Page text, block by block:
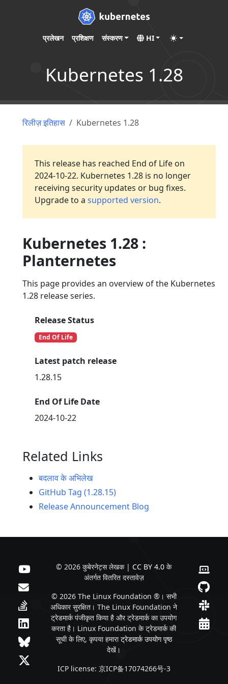
प्रलेखन प्रशिक्षण संस्करण HI
Kubernetes 1.28
रिलीज़ इतिहास Kubernetes 1.28
This release has reached End of Life on
2024-10-22. Kubernetes 1.28 is no longer
receiving security updates or bug fixes.
Upgrade to a supported version.
Kubernetes 1.28 :
Planternetes
This page provides an overview of the Kubernetes
1.28 release series.
Release Status
End Of Life
Latest patch release
1.28.15
End Of Life Date
2024-10-22
Related Links
बदलाव के अभिलेख
GitHub Tag (1.28.15)
Release Announcement Blog
© 2026 कुबेरनेट्स लेखक | CC BY 4.0 के
अंतर्गत वितरित दस्तावेज़
© 2026 The Linux Foundation ®। सभी
अधिकार सुरक्षित। The Linux Foundation ने
ट्रेडमार्क पंजीकृत किया है और ट्रेडमार्क का उपयोग
करता है। Linux Foundation के ट्रेडमार्क की
सूची के लिए, कृपया हमाराट्रेडमार्क उपयोग पृष्ठ
देखें।
ICP license: 京ICP备17074266号-3